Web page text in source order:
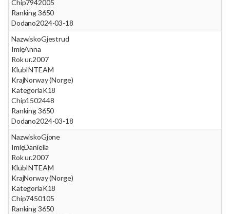
Chip7942005
Ranking 3650
Dodano2024-03-18
NazwiskoGjestrud
ImięAnna
Rok ur.2007
KlubINTEAM
KrajNorway (Norge)
KategoriaK18
Chip1502448
Ranking 3650
Dodano2024-03-18
NazwiskoGjone
ImięDaniella
Rok ur.2007
KlubINTEAM
KrajNorway (Norge)
KategoriaK18
Chip7450105
Ranking 3650